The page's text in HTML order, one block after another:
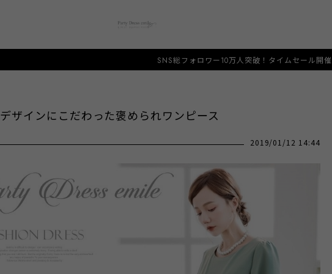
SNS総フォロワー10万人突破！タイムセール開催中！人と被らな
ザインにこだわった褒められワンピース
2019/01/12 14:44